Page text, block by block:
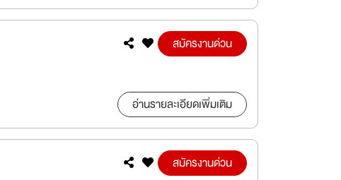
สมัครงานด่วน
อ่านรายละเอียดเพิ่มเติม
สมัครงานด่วน